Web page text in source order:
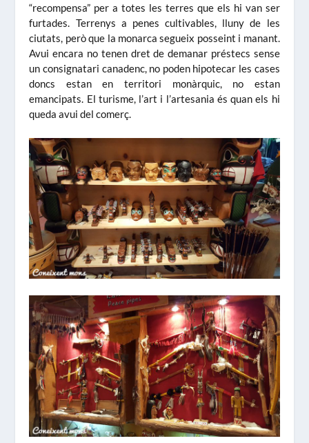
“recompensa” per a totes les terres que els hi van ser
furtades. Terrenys a penes cultivables, lluny de les
ciutats, però que la monarca segueix posseint i manant.
Avui encara no tenen dret de demanar préstecs sense
un consignatari canadenc, no poden hipotecar les cases
doncs estan en territori monàrquic, no estan
emancipats. El turisme, l’art i l’artesania és quan els hi
queda avui del comerç.